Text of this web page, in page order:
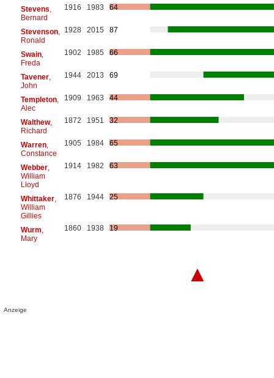
Stevens
Bernard
1916 1983 64
Stevenson,
Ronald
1928 2015 87
Swain,
Freda
1902 1985 66
Tavener,
John
1944 2013 69
Templeton,
Alec
1909 1963 44
Walthew,
Richard
1872 1951 32
Warren,
Constance
1905 1984 65
Webber,
William
Lloyd
1914 1982 63
Whittaker,
William
Gillies
1876 1944 25
Wurm
Mary
1860 1938 19
▲
Anzeige